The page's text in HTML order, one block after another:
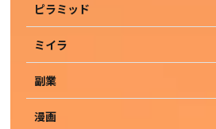
ピラミッド
ミイラ
副業
漫画